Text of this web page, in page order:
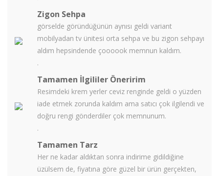
Zigon Sehpa
görselde göründüğünün aynısı geldi variant
mobilyadan tv ünitesi orta sehpa ve bu zigon sehpayı
aldım hepsindende çoooook memnun kaldım.
.
Tamamen İlgililer Öneririm
Resimdeki krem yerler ceviz renginde geldi o yüzden
iade etmek zorunda kaldım ama satıcı çok ilgilendi ve
doğru rengi gönderdiler çok memnunum.
.
Tamamen Tarz
Her ne kadar aldıktan sonra indirime gidildiğine
üzülsem de, fiyatına göre güzel bir ürün gerçekten,